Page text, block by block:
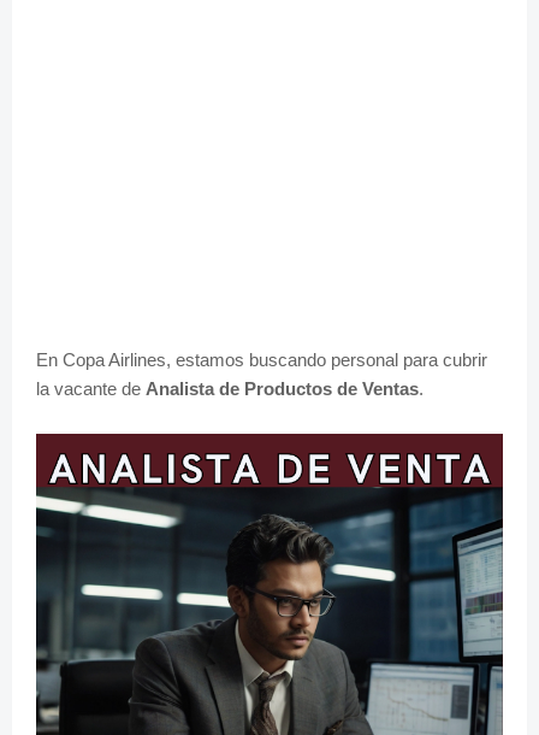
En Copa Airlines, estamos buscando personal para cubrir
la vacante de Analista de Productos de Ventas.